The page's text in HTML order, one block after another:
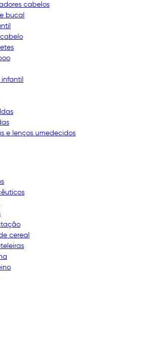
cabelos
bucal
cabelo
e lenços umedecidos
cereal